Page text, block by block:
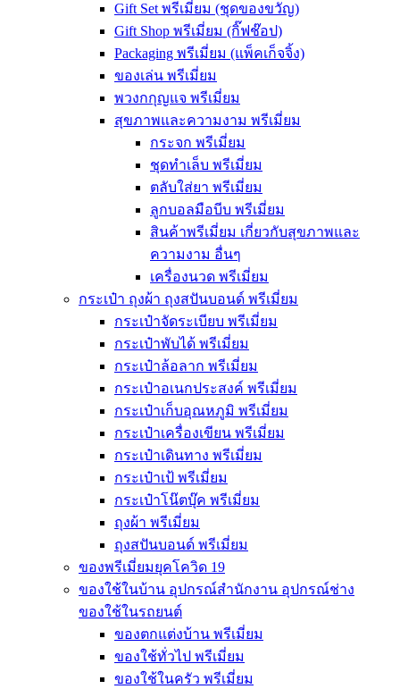
Gift Set พรีเมี่ยม (ชุดของขวัญ)
Gift Shop พรีเมี่ยม (กิ๊ฟช๊อป)
Packaging พรีเมี่ยม (แพ็คเก็จจิ้ง)
ของเล่น พรีเมี่ยม
พวงกกุญแจ พรีเมี่ยม
สุขภาพและความงาม พรีเมี่ยม
กระจก พรีเมี่ยม
ชุดทำเล็บ พรีเมี่ยม
ตลับใส่ยา พรีเมี่ยม
ลูกบอลมือบีบ พรีเมี่ยม
สินค้าพรีเมี่ยม เกี่ยวกับสุขภาพและ
ความงาม อื่นๆ
เครื่องนวด พรีเมี่ยม
กระเป๋า ถุงผ้า ถุงสปันบอนด์ พรีเมี่ยม
กระเป๋าจัดระเบียบ พรีเมี่ยม
กระเป๋าพับได้ พรีเมี่ยม
กระเป๋าล้อลาก พรีเมี่ยม
กระเป๋าอเนกประสงค์ พรีเมี่ยม
กระเป๋าเก็บอุณหภูมิ พรีเมี่ยม
กระเป๋าเครื่องเขียน พรีเมี่ยม
กระเป๋าเดินทาง พรีเมี่ยม
กระเป๋าเป้ พรีเมี่ยม
กระเป๋าโน๊ตบุ๊ค พรีเมี่ยม
ถุงผ้า พรีเมี่ยม
ถุงสปันบอนด์ พรีเมี่ยม
ของพรีเมี่ยมยุคโควิด 19
ของใช้ในบ้าน อุปกรณ์สำนักงาน อุปกรณ์ช่าง
ของใช้ในรถยนต์
ของตกแต่งบ้าน พรีเมี่ยม
ของใช้ทั่วไป พรีเมี่ยม
ของใช้ในครัว พรีเมี่ยม